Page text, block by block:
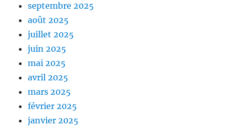
septembre 2025
août 2025
juillet 2025
juin 2025
mai 2025
avril 2025
mars 2025
février 2025
janvier 2025